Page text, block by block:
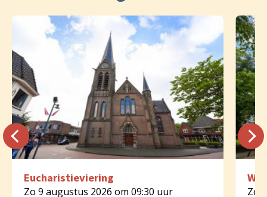
Eucharistieviering
Zo 9 augustus 2026 om 09:30 uur Zo